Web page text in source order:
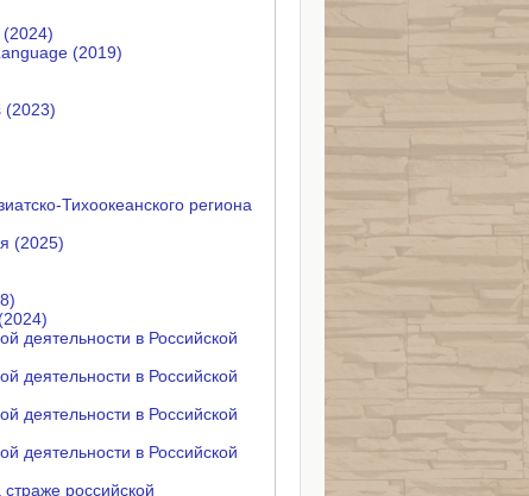
(2019)
(2023)
Тихоокеанского региона
(2025)
деятельности в Российской
деятельности в Российской
деятельности в Российской
деятельности в Российской
российской